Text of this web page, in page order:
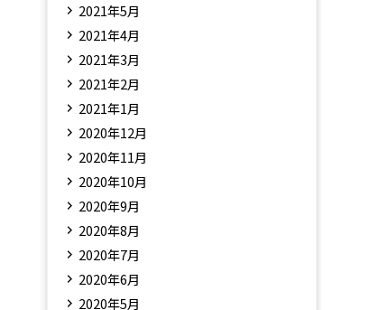
2021年5月
2021年4月
2021年3月
2021年2月
2021年1月
2020年12月
2020年11月
2020年10月
2020年9月
2020年8月
2020年7月
2020年6月
2020年5月